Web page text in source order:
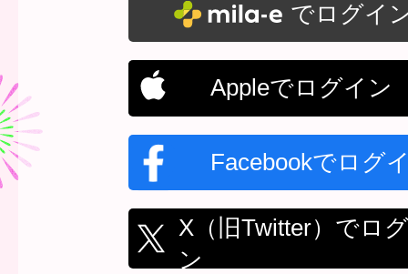
でログイ
Appleでログイン
Facebookでログ
X（旧Twitter）でロ
ン